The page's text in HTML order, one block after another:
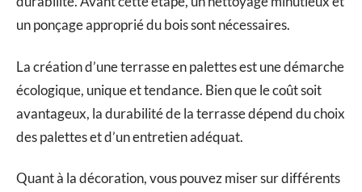
un ponçage approprié du bois sont nécessaires.
La création d’une terrasse en palettes est une démarche
écologique, unique et tendance. Bien que le coût soit
avantageux, la durabilité de la terrasse dépend du choix
des palettes et d’un entretien adéquat.
Quant à la décoration, vous pouvez miser sur différents